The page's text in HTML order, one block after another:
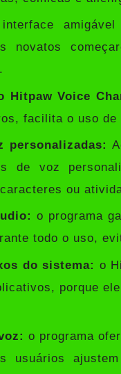
novatos
Hitpaw Voice
facilita o uso de
personalizadas:
de voz
ou
o programa
todo o uso,
do sistema: o
porque
o programa
usuários